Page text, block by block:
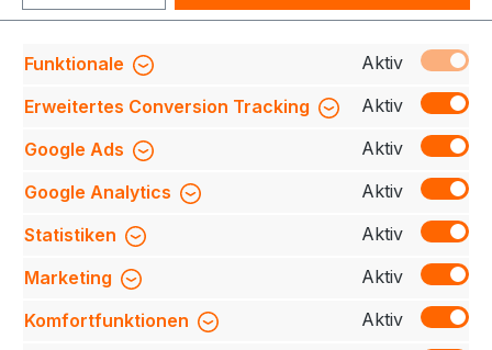
Produktnummer: 709140-42030-900-4_6
Beschreibung
Entdecke das ultimative
Funktions-T-Shirt für Kinder! Unser V-Ausschnitt-
Shirt bietet unschlagbare Leistung zu einem
erschwi…Mehr
Bewertungen
Funktionale
Aktiv
Erweitertes Conversion Tracking
Aktiv
Google Ads
Aktiv
Google Analytics
Aktiv
Statistiken
Aktiv
Marketing
Aktiv
Komfortfunktionen
Aktiv